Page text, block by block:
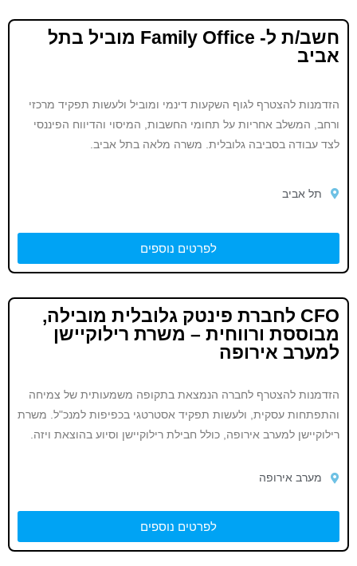
חשב/ת ל- Family Office מוביל בתל
אביב
הזדמנות להצטרף לגוף השקעות דינמי ומוביל ולעשות תפקיד מרכזי
ורחב, המשלב אחריות על תחומי החשבות, המיסוי והדיווח הפיננסי
לצד עבודה בסביבה גלובלית. משרה מלאה בתל אביב.
תל אביב
לפרטים נוספים
CFO לחברת פינטק גלובלית מובילה,
מבוססת ורווחית – משרת רילוקיישן
למערב אירופה
הזדמנות להצטרף לחברה הנמצאת בתקופה משמעותית של צמיחה
והתפתחות עסקית, ולעשות תפקיד אסטרטגי בכפיפות למנכ"ל. משרת
רילוקיישן למערב אירופה, כולל חבילת רילוקיישן וסיוע בהוצאת ויזה.
מערב אירופה
לפרטים נוספים